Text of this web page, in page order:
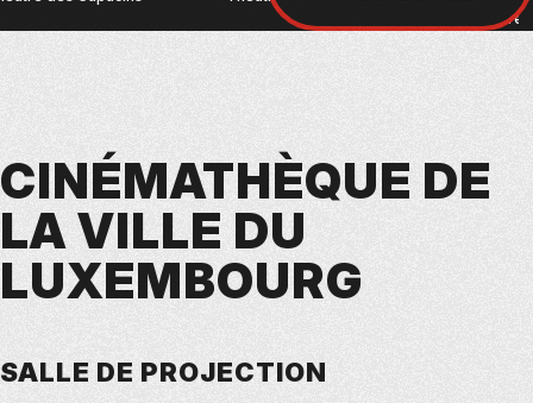
lieux :
Théâtre
CINÉMATHÈQUE DE
LA VILLE DU
LUXEMBOURG
SALLE DE PROJECTION